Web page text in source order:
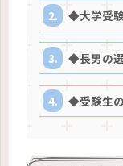
◆大学受
◆長男の
◆受験生